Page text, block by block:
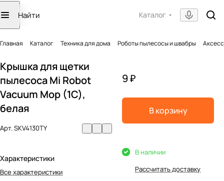
Каталог
Главная Каталог Техника для дома Роботы пылесосы и швабры
Крышка для щетки
пылесоса Mi Robot
Vacuum Mop (1C),
белая
Арт.SKV4130TY
Характеристики
Все характеристики
9 ₽
В корзину
В наличии
Рассчитать доставку